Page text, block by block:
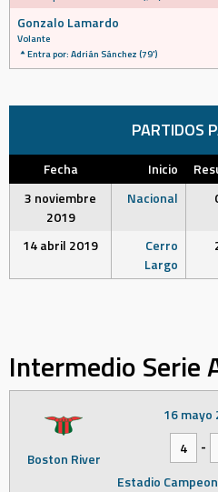
Gonzalo Lamardo
Volante
Entra por: Adrián Sánchez (79')
PARTIDOS
Fecha Inicio
3 noviembre
2019
Nacional
14 abril 2019
Cerro
Largo
Intermedio Serie
Boston River
16 mayo
4
-
Estadio